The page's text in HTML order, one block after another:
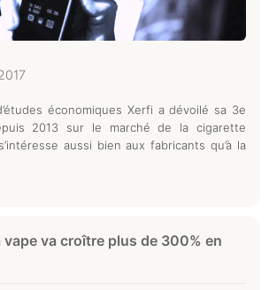
économiques Xerfi a dévoilé sa 3e
2013 sur le marché de la cigarette
aussi bien aux fabricants qu’à la
vape va croître plus de 300% en